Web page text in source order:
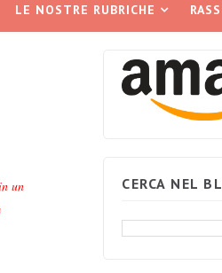
LE NOSTRE RUBRICHE
un
CERCA NEL